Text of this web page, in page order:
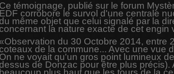
Ce témoignage, publié sur le forum
EDF corrobore le survol d'une centrale
du même objet que celui signalé par la
concernant la nature exacte de cet engin
«Observation du 30 Octobre 2014, entre
coteaux de la commune... Avec une vue
On ne voyait qu'un gros point lumineux
dessus de Donzac pour être plus